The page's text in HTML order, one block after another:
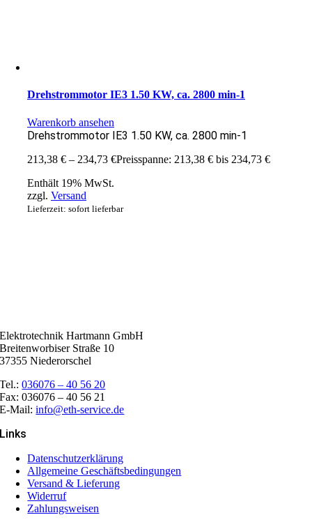
Drehstrommotor IE3 1.50 KW, ca. 2800 min-1
Warenkorb ansehen
Drehstrommotor IE3 1.50 KW, ca. 2800 min-1
213,38€ – 234,73€Preisspanne: 213,38 € bis 234,73 €
Enthält 19% MwSt.
zzgl.Versand
Lieferzeit: sofort lieferbar
Elektrotechnik Hartmann GmbH
Breitenworbiser Straße 10
37355 Niederorschel
Tel.:036076 – 40 56 20
Fax: 036076 – 40 56 21
E-Mail:info@eth-service.de
Links
Datenschutzerklärung
Allgemeine Geschäftsbedingungen
Versand & Lieferung
Widerruf
Zahlungsweisen